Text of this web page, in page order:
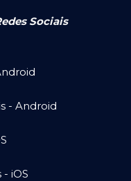
Sociais
- Android
iOS